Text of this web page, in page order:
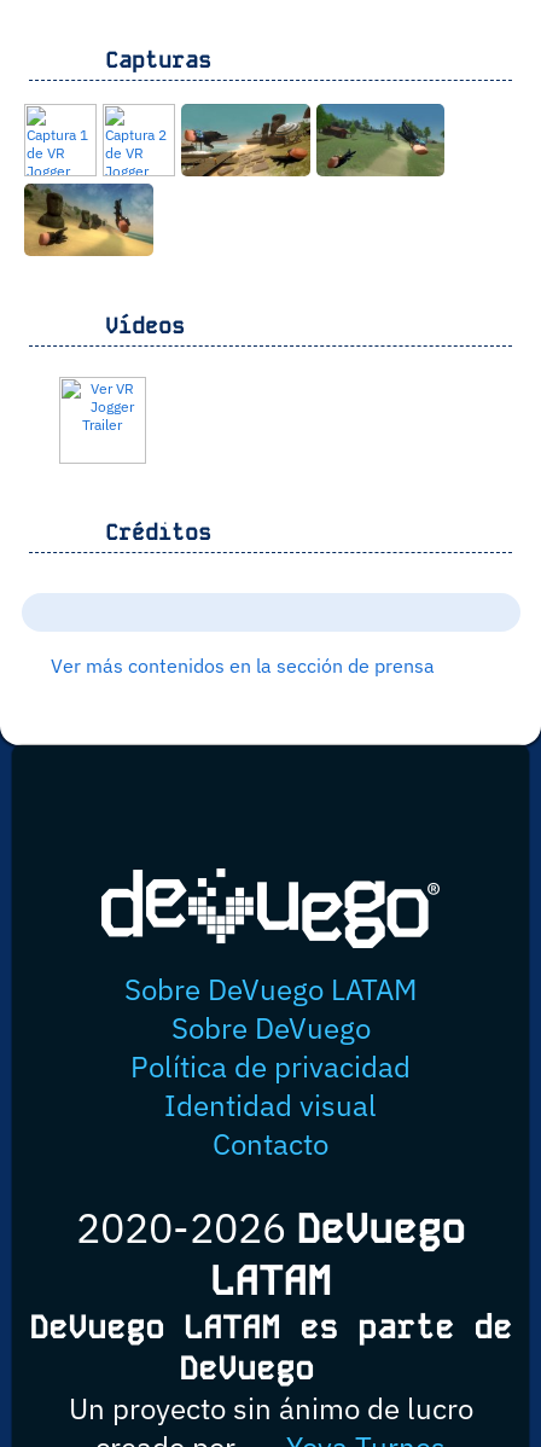
Capturas
Vídeos
Créditos
Ver más contenidos en la sección de prensa
Sobre DeVuego LATAM
Sobre DeVuego
Política de privacidad
Identidad visual
Contacto
2020-2026 DeVuego
LATAM
DeVuego LATAM es parte de
DeVuego
Un proyecto sin ánimo de lucro